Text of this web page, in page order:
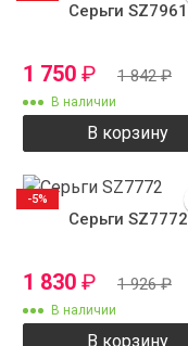
Серьги SZ7961
1 750 ₽ 1 842₽
В наличии
В корзину
Серьги SZ7772
1 830 ₽ 1 926₽
В наличии
В корзину
-5%